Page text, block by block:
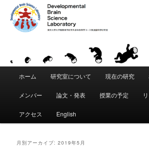
東京大学 大学院教育学
科学研究室｜
Science Laboratory
「発達脳科学」は、東京大学 大学院教育学研究科
された教育研究分野です。「こころ」と「からだ
な原理を科学的に追究します。脳・身体・環境の
て、運動・知覚・認知などがいかにして獲得され
因と環境要因の複雑な関係を分析し、発達と学習
個性の創発メカニズムの理解をめざします。
ュ
メ
イ
ン
コ
サ
ブ
コ
ン
ホーム 研究室について 現在の研究
メンバー 論文・発表 授業の予定
アクセス English
月別アーカイブ:2019年5月